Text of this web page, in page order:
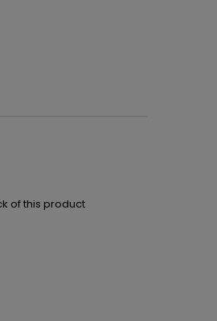
of this product